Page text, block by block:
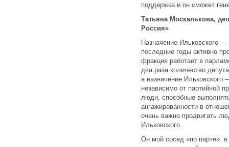
поддержка и он сможет
Татьяна Москалькова,
Россия»
Назначение Ильковского
последние годы активно
фракция работает в
два раза количество
а назначение Ильковского
независимо от партийной
люди, способные
ангажированности в
очень важно продвигать
Ильковского.
Он мой сосед «по парте»: